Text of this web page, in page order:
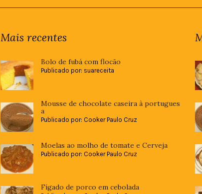
Mais recentes
Bolo de fubá com flocão
Publicado por: suareceita
Mousse de chocolate caseira à portugues
a
Publicado por: Cooker Paulo Cruz
Moelas ao molho de tomate e Cerveja
Publicado por: Cooker Paulo Cruz
Fígado de porco em cebolada